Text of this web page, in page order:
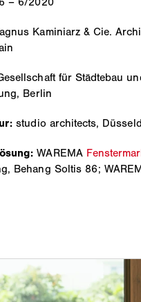
Kaminiarz & Cie.
für Städtebau
Berlin
studio architects,
WAREMA
Behang Soltis 86;